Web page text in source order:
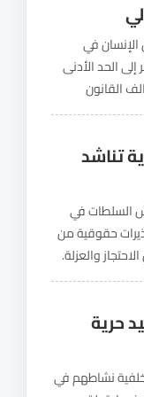
في
الحد الأدنى
القانون
تناشد
السلطات في
منذ عام 2024، وسط تحذيرات حقوقية من
والعزلة.
حرية
الأقل على خلفية نشاطهم في